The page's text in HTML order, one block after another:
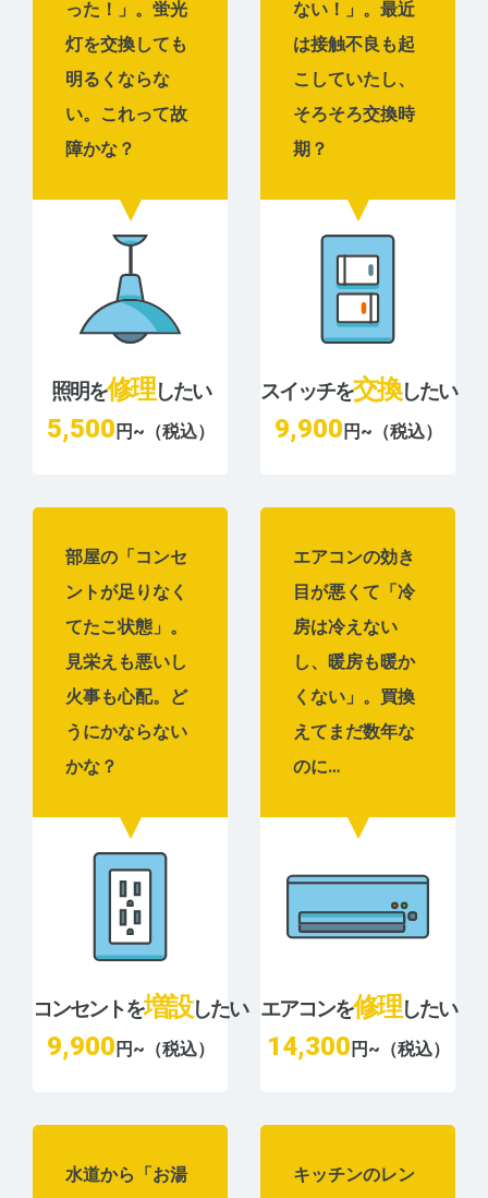
った！」。蛍光
灯を交換しても
明るくならな
い。これって故
障かな？
照明を修理したい
5,500 円~（税込）
ない！」。最近
は接触不良も起
こしていたし、
そろそろ交換時
期？
スイッチを交換したい
9,900 円~（税込）
部屋の「コンセ
ントが足りなく
てたこ状態」。
見栄えも悪いし
火事も心配。ど
うにかならない
かな？
コンセントを増設したい
9,900 円~（税込）
エアコンの効き
目が悪くて「冷
房は冷えない
し、暖房も暖か
くない」。買換
えてまだ数年な
のに…
エアコンを修理したい
14,300 円~（税込）
水道から「お湯
キッチンのレン